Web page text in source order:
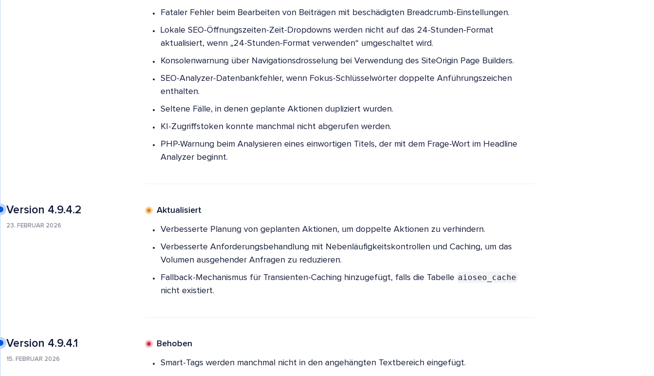
Fataler Fehler beim Bearbeiten von Beiträgen mit beschädigten Breadcrumb-Einstellungen.
Lokale SEO-Öffnungszeiten-Zeit-Dropdowns werden nicht auf das 24-Stunden-Format
aktualisiert, wenn „24-Stunden-Format verwenden“ umgeschaltet wird.
Konsolenwarnung über Navigationsdrosselung bei Verwendung des SiteOrigin Page Builders.
SEO-Analyzer-Datenbankfehler, wenn Fokus-Schlüsselwörter doppelte Anführungszeichen
enthalten.
Seltene Fälle, in denen geplante Aktionen dupliziert wurden.
KI-Zugriffstoken konnte manchmal nicht abgerufen werden.
PHP-Warnung beim Analysieren eines einwortigen Titels, der mit dem Frage-Wort im Headline
Analyzer beginnt.
Version 4.9.4.2
23. FEBRUAR 2026
Aktualisiert
Verbesserte Planung von geplanten Aktionen, um doppelte Aktionen zu verhindern.
Verbesserte Anforderungsbehandlung mit Nebenläufigkeitskontrollen und Caching, um das
Volumen ausgehender Anfragen zu reduzieren.
Fallback-Mechanismus für Transienten-Caching hinzugefügt, falls die Tabelle aioseo_cache
nicht existiert.
Version 4.9.4.1
15. FEBRUAR 2026
Behoben
Smart-Tags werden manchmal nicht in den angehängten Textbereich eingefügt.